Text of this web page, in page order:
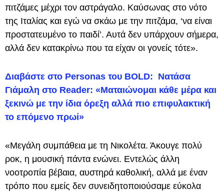
πιτζάμες μέχρι τον αστράγαλο. Καύσωνας στο νότο
της Ιταλίας και εγώ να σκάω με την πιτζάμα, ‘να είναι
προστατευμένο το παιδί’. Αυτά δεν υπάρχουν σήμερα,
αλλά δεν κατακρίνω που τα είχαν οι γονείς τότε».
Διαβάστε στο Personas του BOLD: Νατάσα
Γιάμαλη στο Reader: «Ματαιώνομαι κάθε μέρα και
ξεκινώ με την ίδια όρεξη αλλά πιο επιφυλακτική
το επόμενο πρωί»
«Μεγάλη συμπάθεια με τη Νικολέτα. Άκουγε πολύ
ροκ, η μουσική πάντα ενώνει. Εντελώς άλλη
νοοτροπία βέβαια, αυστηρά καθολική, αλλά με έναν
τρόπο που εμείς δεν συνειδητοποιούσαμε εύκολα